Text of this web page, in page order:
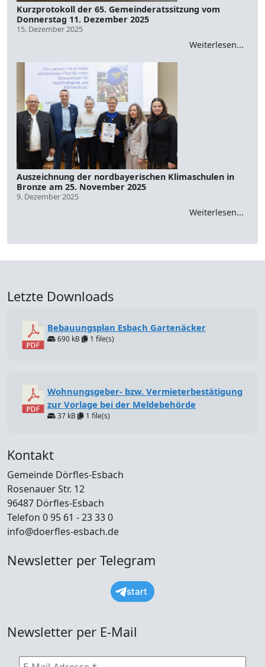
Kurzprotokoll der 65. Gemeinderatssitzung vom
Donnerstag 11. Dezember 2025
15. Dezember 2025
Weiterlesen...
Auszeichnung der nordbayerischen Klimaschulen in
Bronze am 25. November 2025
9. Dezember 2025
Weiterlesen...
Letzte Downloads
Bebauungsplan Esbach Gartenäcker
690 kB 1 file(s)
Wohnungsgeber- bzw. Vermieterbestätigung
zur Vorlage bei der Meldebehörde
37 kB 1 file(s)
Kontakt
Gemeinde Dörfles-Esbach
Rosenauer Str. 12
96487 Dörfles-Esbach
Telefon 0 95 61 - 23 33 0
info@doerfles-esbach.de
Newsletter per Telegram
start
Newsletter per E-Mail